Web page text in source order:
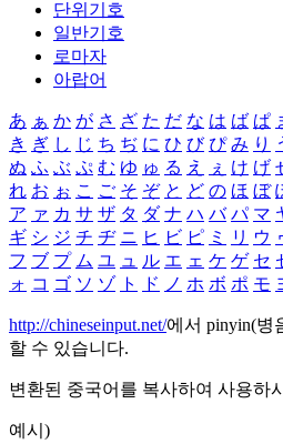
단위기호
일반기호
로마자
아랍어
あ ぁ か が さ ざ た だ な は ば ぱ
き ぎ し じ ち ぢ に ひ び ぴ み り
ぬ ふ ぶ ぷ む ゆ ゅ る え ぇ け げ
れ お ぉ こ ご そ ぞ と ど の ほ ぼ
ア ァ カ サ ザ タ ダ ナ ハ バ パ マ
ギ シ ジ チ ヂ ニ ヒ ビ ピ ミ リ ウ
フ ブ プ ム ユ ュ ル エ ェ ケ ゲ セ
ォ コ ゴ ソ ゾ ト ド ノ ホ ボ ポ モ
http://chineseinput.net/에서 pinyin(병
할 수 있습니다.
변환된 중국어를 복사하여 사용하
예시)